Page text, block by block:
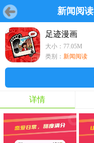
新闻阅读
首页 游戏
首页 游戏 软件 鸿蒙
游戏
鸿蒙
软件
足迹漫画
大小：77.05M
类别： 新闻阅读
详情